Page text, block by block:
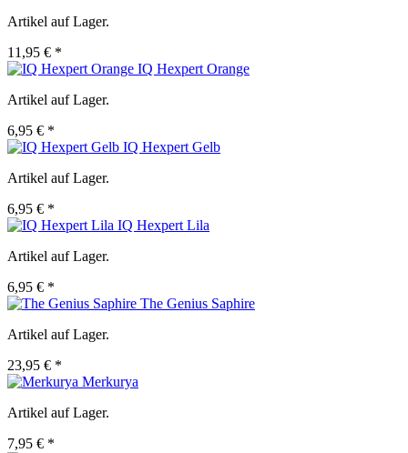
Artikel auf Lager.
11,95 € *
IQ Hexpert Orange
Artikel auf Lager.
6,95 € *
IQ Hexpert Gelb
Artikel auf Lager.
6,95 € *
IQ Hexpert Lila
Artikel auf Lager.
6,95 € *
The Genius Saphire
Artikel auf Lager.
23,95 € *
Merkurya
Artikel auf Lager.
7,95 € *